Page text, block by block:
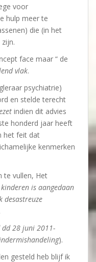
voor
hulp meer te
die (in het
face maar “ de
vlak.
psychiatrie)
en stelde terecht
indien dit advies
honderd jaar heeft
het feit dat
kenmerken
te vullen, Het
is aangedaan
desastreuze
dd 28 juni 2011-
).
gesteld heb blijf ik